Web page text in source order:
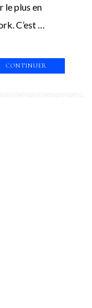
le plus en
C’est …
CONTINUER